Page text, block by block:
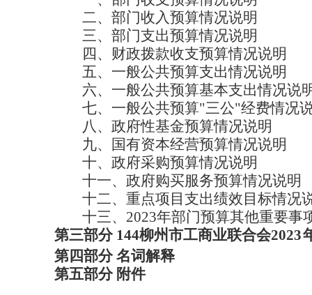
二、部门收入预算情况说明
三、部门支出预算情况说明
四、财政拨款收支预算情况说明
五、一般公共预算支出情况说明
六、一般公共预算基本支出情况说
七、 一般公共预算"三公"经费情况
八、政府性基金预算情况说明
九、国有资本经营预算情况说明
十、政府采购预算情况说明
十一、政府购买服务预算情况说明
十二、重点项目支出绩效目标情况
十三、2023年部门预算其他重要事
第三部分 144柳州市工商业联合会2023
第四部分 名词解释
第五部分 附件